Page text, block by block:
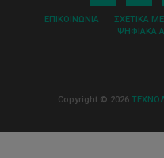
ΕΠΙΚΟΙΝΩΝΊΑ ΣΧΕΤΙΚΆ
ΨΗΦΙΑΚΆ
Copyright © 2026